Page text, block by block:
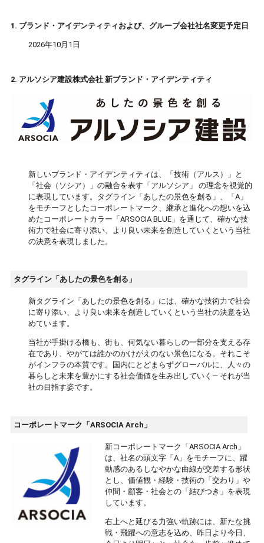
1. ブランド・アイデンティティおよび、グループ会社社名変更予定日
2026年10月1日
2. アルソシア建設株式会社 新ブランド・アイデンティティ
新しいブランド・アイデンティティは、「技術（アルス）」と
「社会（ソシア）」の融合を表す「アルソシア」 の理念を視覚的
に表現しています。タグライン「あしたの景色を創る」、「A」
をモチーフとしたコーポレートマーク、継承と進化への想いを込
めたコーポレートカラー「ARSOCIA BLUE」を通じて、確かな技
術力で社会に寄り添い、より良い未来を創造していくという当社
の決意を表現しました。
タグライン「あしたの景色を創る」
新タグライン「あしたの景色を創る」には、確かな技術力で社会
に寄り添い、より良い未来を創造していくという当社の決意を込
めています。
当社が手掛ける橋も、街も、何気ない暮らしの一部分を支える存
在であり、やがては誰かのかけがえのない景色になる。それこそ
がインフラの本質です。国内にとどまらずグローバルに、人々の
暮らしと未来を豊かにする社会価値を生み出していく― それが当
社の目指す姿です。
コーポレートマーク「ARSOCIA Arch」
新コーポレートマーク「ARSOCIA Arch」
は、社名の頭文字「A」をモチーフに、躍
動感のあるしなやかな曲線が交差する形状
とし、価値観・経験・技術の「交わり」や
仲間・顧客・社会との「結びつき」を表現
しています。
右上へと延びる力強い軌跡には、新たな挑
戦・飛躍への意志を込め、昨日より今日、